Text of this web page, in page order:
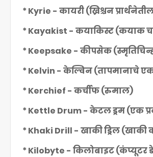
* Kyrie - कायरी (ख्रिश्चन
* Kayakist - कयाकिस्ट (कयाक
* Keepsake - कीपसेक
* Kelvin - केल्विन (तापमानाचे
* Kerchief - कर्चीफ (रुमाल)
* Kettle Drum - केटल ड्रम (एक
* Khaki Drill - खाकी ड्रिल (खाकी
* Kilobyte - किलोबाइट (कंप्यूटर